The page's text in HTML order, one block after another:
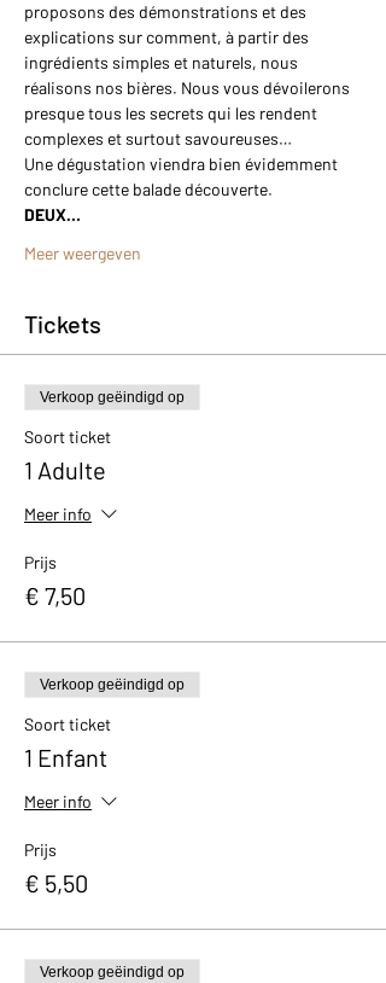
proposons des démonstrations et des
explications sur comment, à partir des
ingrédients simples et naturels, nous
réalisons nos bières. Nous vous dévoilerons
presque tous les secrets qui les rendent
complexes et surtout savoureuses…
Une dégustation viendra bien évidemment
conclure cette balade découverte.
DEUX…
Meer weergeven
Tickets
Verkoop geëindigd op
Soort ticket
1 Adulte
Meer info
Prijs
€ 7,50
Verkoop geëindigd op
Soort ticket
1 Enfant
Meer info
Prijs
€ 5,50
Verkoop geëindigd op